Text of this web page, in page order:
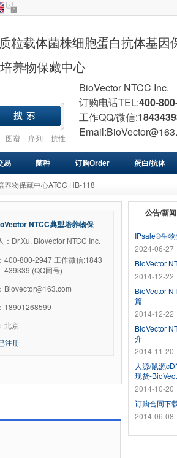
粒载体菌株细胞蛋白抗体基因
养物保藏中心
图谱 序列
抗性
BioVector NTCC Inc.
订购电话TEL:400-
工作QQ/微信:
易 菌种 订购Order 蛋白/抗体
基因合成
物保藏中心ATCC HB-118
NTCC典型培养物保
：Dr.Xu, Biovector NTCC Inc.
400-800-2947 工作微信:1843
439339 (QQ同号)
Biovector@163.com
18901268599
北京
注册
公告/新闻
IPsale®生
2024-06-27
BioVector
2014-12-22
BioVector
篇
2014-12-22
BioVector
介
2014-11-20
人源/鼠源
现货-
2014-10-20
订购合同下
2014-06-08